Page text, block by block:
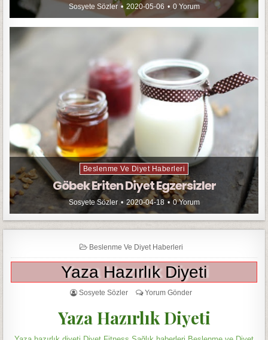
Sosyete Sözler 2020-05-06 0 Yorum
Beslenme Ve Diyet Haberleri
Göbek Eriten Diyet Egzersizler
Sosyete Sözler 2020-04-18 0 Yorum
Beslenme Ve Diyet Haberleri
Yaza Hazırlık Diyeti
Sosyete Sözler Yorum Gönder
Yaza Hazırlık Diyeti